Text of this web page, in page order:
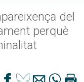
del
perquè